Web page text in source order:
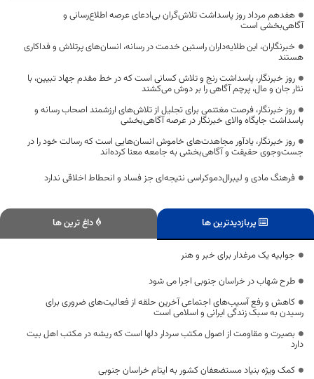
هفدهم مرداد روز پاسداشت تلاش‌گران بی‌ادعای عرصه اطلاع‌رسانی و
آگاهی‌بخشی است
خبرنگاران، این طلایه‌داران راستین خدمت در رسانه، انسان‌های پرتلاش و فداکاری
هستند
روز خبرنگار، پاسداشت رنج و تلاش کسانی است که در خط مقدم جهاد تبیین، با
نثار جان و مال، پرچم آگاهی را بر دوش می‌کشند
روز خبرنگار، فرصت مغتنمی برای تجلیل از تلاش‌های ارزشمند اصحاب رسانه و
پاسداشت جایگاه والای خبرنگار در عرصه آگاهی‌بخشی
روز خبرنگار، یادآور مجاهدت‌های خاموش انسان‌هایی است که رسالت خود را در
جست‌وجوی حقیقت و آگاهی‌بخشی به جامعه معنا کرده‌اند
فرهنگ مادی و لیبرال‌دموکراسی نتیجه‌ای جز فساد و انحطاط اخلاقی ندارد
پربازدیدترین ها داغ ترین ها
جوابیه یک مرغدار برای خبر و هنر
طرح شهاب در خراسان جنوبی اجرا می شود
کاهش و رفع آسیب‌های اجتماعی آخرین حلقه از فعالیت‌های ضروری برای
رسیدن به سبک زندگی ایرانی و اسلامی است
بصیرت و مقاومت از اصول مکتب سردار دلها است که ریشه در مکتب اهل بیت
دارد
کمک ویژه بنیاد مستضعفان کشور به ایتام خراسان جنوبی